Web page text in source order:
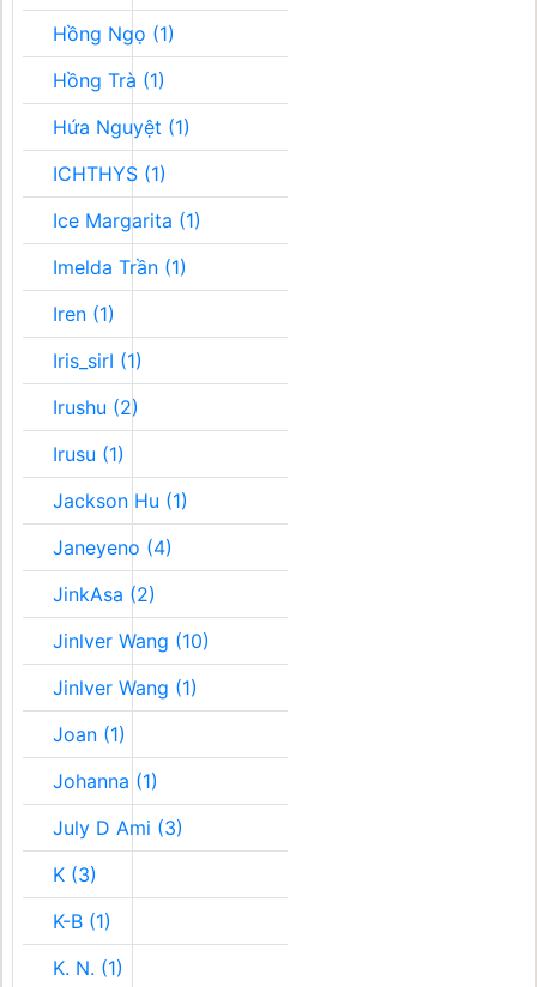
Hồng Ngọ (1)
Hồng Trà (1)
Hứa Nguyệt (1)
ICHTHYS (1)
Ice Margarita (1)
Imelda Trần (1)
Iren (1)
Iris_sirI (1)
Irushu (2)
Irusu (1)
Jackson Hu (1)
Janeyeno (4)
JinkAsa (2)
Jinlver Wang (10)
Jinlver Wang (1)
Joan (1)
Johanna (1)
July D Ami (3)
K (3)
K-B (1)
K. N. (1)